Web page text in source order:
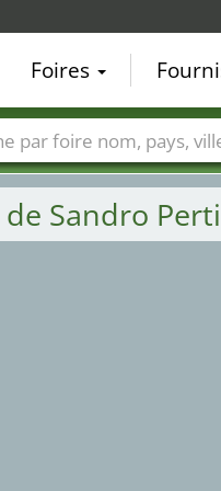
Sandro
Foires
Pays Villes